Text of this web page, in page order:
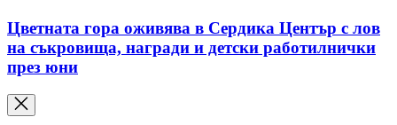
Цветната гора оживява в Сердика Център с лов
на съкровища, награди и детски работилнички
през юни